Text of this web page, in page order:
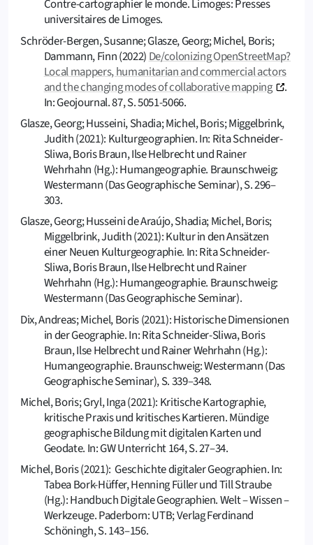
Contre-cartographier le monde. Limoges: Presses
universitaires de Limoges.
Schröder-Bergen, Susanne; Glasze, Georg; Michel, Boris;
Dammann, Finn (2022) De/colonizing OpenStreetMap?
Local mappers, humanitarian and commercial actors
and the changing modes of collaborative mapping
.
In: Geojournal. 87, S. 5051-5066.
Glasze, Georg; Husseini, Shadia; Michel, Boris; Miggelbrink,
Judith (2021): Kulturgeographien. In: Rita Schneider-
Sliwa, Boris Braun, Ilse Helbrecht und Rainer
Wehrhahn (Hg.): Humangeographie. Braunschweig:
Westermann (Das Geographische Seminar), S. 296–
303.
Glasze, Georg; Husseini de Araújo, Shadia; Michel, Boris;
Miggelbrink, Judith (2021): Kultur in den Ansätzen
einer Neuen Kulturgeographie. In: Rita Schneider-
Sliwa, Boris Braun, Ilse Helbrecht und Rainer
Wehrhahn (Hg.): Humangeographie. Braunschweig:
Westermann (Das Geographische Seminar).
Dix, Andreas; Michel, Boris (2021): Historische Dimensionen
in der Geographie. In: Rita Schneider-Sliwa, Boris
Braun, Ilse Helbrecht und Rainer Wehrhahn (Hg.):
Humangeographie. Braunschweig: Westermann (Das
Geographische Seminar), S. 339–348.
Michel, Boris; Gryl, Inga (2021): Kritische Kartographie,
kritische Praxis und kritisches Kartieren. Mündige
geographische Bildung mit digitalen Karten und
Geodate. In: GW Unterricht 164, S. 27–34.
Michel, Boris (2021): Geschichte digitaler Geographien. In:
Tabea Bork-Hüffer, Henning Füller und Till Straube
(Hg.): Handbuch Digitale Geographien. Welt – Wissen –
Werkzeuge. Paderborn: UTB; Verlag Ferdinand
Schöningh, S. 143–156.